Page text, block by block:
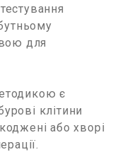
для
є
клітини
або хворі